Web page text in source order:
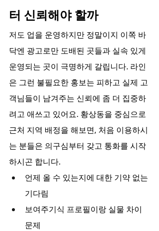
터 신뢰해야 할까
저도 업을 운영하지만 정말이지 이쪽 바
닥엔 광고로만 도배된 곳들과 실속 있게
운영되는 곳이 극명하게 갈립니다. 라인
은 그런 불필요한 홍보는 피하고 실제 고
객님들이 남겨주는 신뢰에 좀 더 집중하
려고 애쓰고 있어요. 황상동을 중심으로
근처 지역 배정을 해보면, 처음 이용하시
는 분들은 의구심부터 갖고 통화를 시작
하시곤 합니다.
언제 올 수 있는지에 대한 기약 없는
기다림
보여주기식 프로필이랑 실물 차이
문제